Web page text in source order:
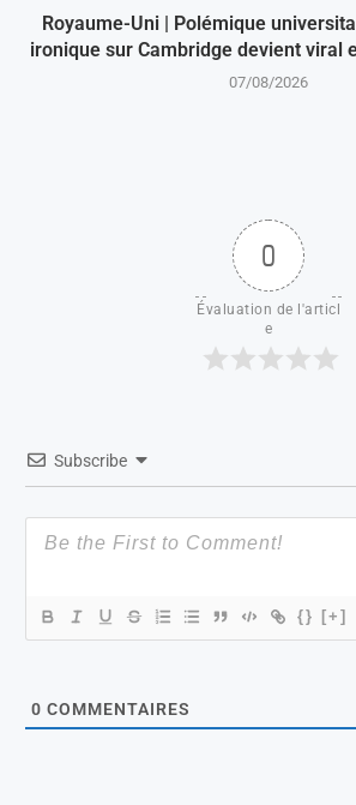
Royaume-Uni | Polémique
ironique sur Cambridge devient viral
07/08/2026
0
Évaluation de l'articl
e
Subscribe
{} [+]
0 COMMENTAIRES